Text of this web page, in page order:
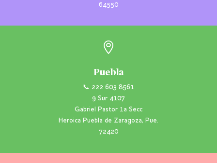
64550

Puebla
📞 222 603 8561
9 Sur 4107
Gabriel Pastor 1a Secc
Heroica Puebla de Zaragoza, Pue.
72420